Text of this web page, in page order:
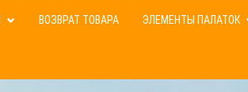
ВОЗВРАТ ТОВАРА ЭЛЕМЕНТЫ ПАЛАТОК